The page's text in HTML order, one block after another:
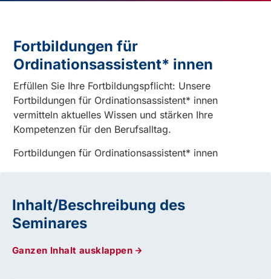
Fortbildungen für
Ordinationsassistent* innen
Erfüllen Sie Ihre Fortbildungspflicht: Unsere
Fortbildungen für Ordinationsassistent* innen
vermitteln aktuelles Wissen und stärken Ihre
Kompetenzen für den Berufsalltag.
Fortbildungen für Ordinationsassistent* innen
Inhalt/Beschreibung des
Seminares
Ganzen Inhalt ausklappen